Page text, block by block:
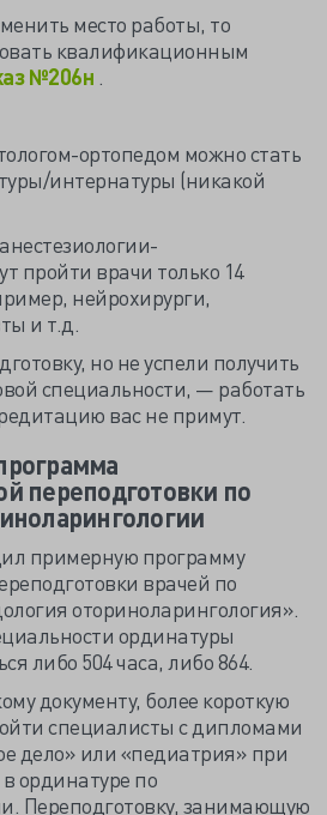
место работы, то
квалификационным
№206н
ортопедом можно стать
интернатуры (никакой
пройти врачи только 14
нейрохирурги,
и т.д.
но не успели получить
специальности, — работать
вас не примут.
переподготовки по
примерную программу
врачей по
оториноларингология».
ординатуры
либо 504 часа, либо 864.
документу, более короткую
специалисты с дипломами
дело» или «педиатрия» при
ординатуре по
Переподготовку, занимающую